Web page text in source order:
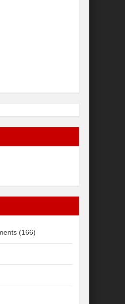
(166)